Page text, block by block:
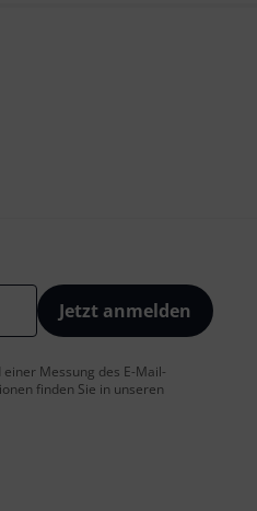
Jetzt anmelden
Messung des E-Mail-
finden Sie in unseren